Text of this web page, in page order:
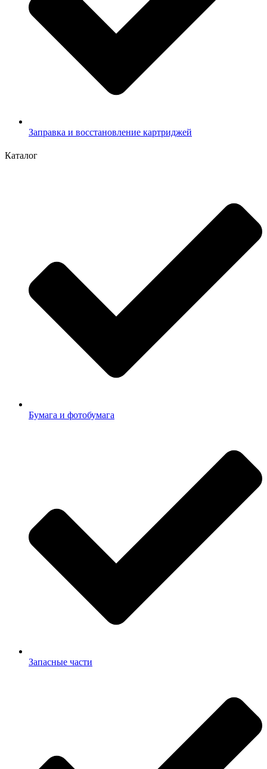
Заправка и восстановление картриджей
Каталог
Бумага и фотобумага
Запасные части